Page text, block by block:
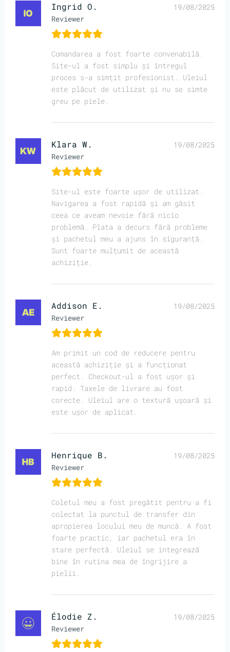
Ingrid O.
Reviewer
19/08/2025
Comandarea a fost foarte convenabilă.
Site-ul a fost simplu și întregul
proces s-a simțit profesionist. Uleiul
este plăcut de utilizat și nu se simte
greu pe piele.
Klara W.
Reviewer
19/08/2025
Site-ul este foarte ușor de utilizat.
Navigarea a fost rapidă și am găsit
ceea ce aveam nevoie fără nicio
problemă. Plata a decurs fără probleme
și pachetul meu a ajuns în siguranță.
Sunt foarte mulțumit de această
achiziție.
Addison E.
Reviewer
19/08/2025
Am primit un cod de reducere pentru
această achiziție și a funcționat
perfect. Checkout-ul a fost ușor și
rapid. Taxele de livrare au fost
corecte. Uleiul are o textură ușoară și
este ușor de aplicat.
Henrique B.
Reviewer
19/08/2025
Coletul meu a fost pregătit pentru a fi
colectat la punctul de transfer din
apropierea locului meu de muncă. A fost
foarte practic, iar pachetul era în
stare perfectă. Uleiul se integrează
bine în rutina mea de îngrijire a
pielii.
Élodie Z.
Reviewer
19/08/2025